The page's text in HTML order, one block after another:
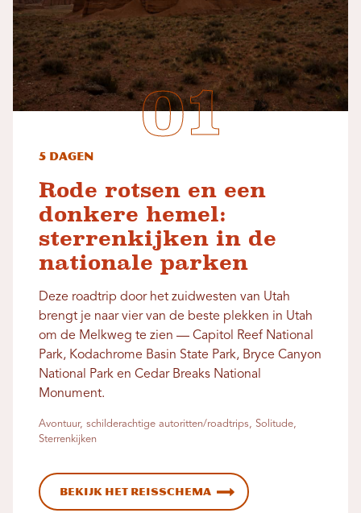
5 dagen
Rode rotsen en een
donkere hemel:
sterrenkijken in de
nationale parken
Deze roadtrip door het zuidwesten van Utah
brengt je naar vier van de beste plekken in Utah
om de Melkweg te zien — Capitol Reef National
Park, Kodachrome Basin State Park, Bryce Canyon
National Park en Cedar Breaks National
Monument.
Avontuur, schilderachtige autoritten/roadtrips, Solitude,
Sterrenkijken
Bekijk het reisschema